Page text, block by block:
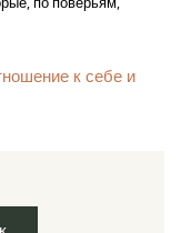
к себе и